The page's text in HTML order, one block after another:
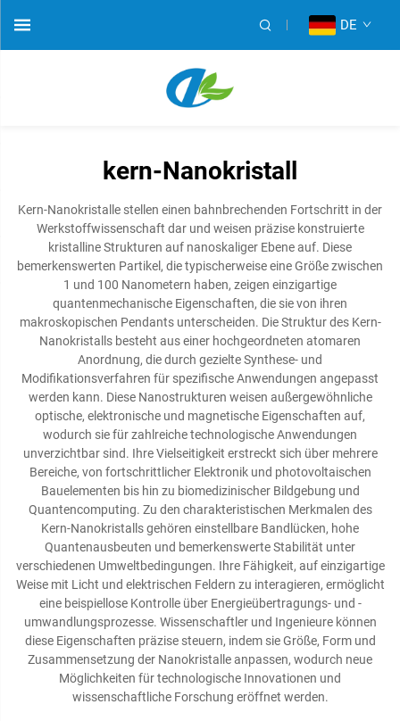
DE
kern-Nanokristall
Kern-Nanokristalle stellen einen bahnbrechenden Fortschritt in der
Werkstoffwissenschaft dar und weisen präzise konstruierte
kristalline Strukturen auf nanoskaliger Ebene auf. Diese
bemerkenswerten Partikel, die typischerweise eine Größe zwischen
1 und 100 Nanometern haben, zeigen einzigartige
quantenmechanische Eigenschaften, die sie von ihren
makroskopischen Pendants unterscheiden. Die Struktur des Kern-
Nanokristalls besteht aus einer hochgeordneten atomaren
Anordnung, die durch gezielte Synthese- und
Modifikationsverfahren für spezifische Anwendungen angepasst
werden kann. Diese Nanostrukturen weisen außergewöhnliche
optische, elektronische und magnetische Eigenschaften auf,
wodurch sie für zahlreiche technologische Anwendungen
unverzichtbar sind. Ihre Vielseitigkeit erstreckt sich über mehrere
Bereiche, von fortschrittlicher Elektronik und photovoltaischen
Bauelementen bis hin zu biomedizinischer Bildgebung und
Quantencomputing. Zu den charakteristischen Merkmalen des
Kern-Nanokristalls gehören einstellbare Bandlücken, hohe
Quantenausbeuten und bemerkenswerte Stabilität unter
verschiedenen Umweltbedingungen. Ihre Fähigkeit, auf einzigartige
Weise mit Licht und elektrischen Feldern zu interagieren, ermöglicht
eine beispiellose Kontrolle über Energieübertragungs- und -
umwandlungsprozesse. Wissenschaftler und Ingenieure können
diese Eigenschaften präzise steuern, indem sie Größe, Form und
Zusammensetzung der Nanokristalle anpassen, wodurch neue
Möglichkeiten für technologische Innovationen und
wissenschaftliche Forschung eröffnet werden.